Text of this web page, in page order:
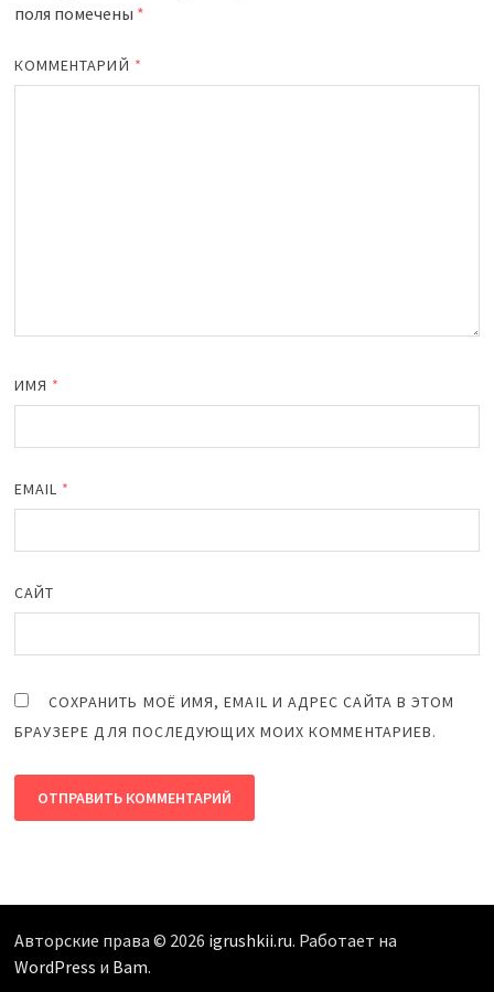
поля помечены *
КОММЕНТАРИЙ *
ИМЯ *
EMAIL *
САЙТ
СОХРАНИТЬ МОЁ ИМЯ, EMAIL И АДРЕС САЙТА В ЭТОМ
БРАУЗЕРЕ ДЛЯ ПОСЛЕДУЮЩИХ МОИХ КОММЕНТАРИЕВ.
Авторские права © 2026 igrushkii.ru. Работает на
WordPress и Bam.